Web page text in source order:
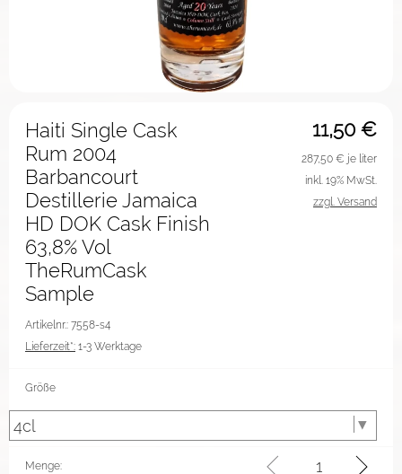
11,50 €
Haiti Single Cask
Rum 2004
Barbancourt
Destillerie Jamaica
HD DOK Cask Finish
63,8% Vol
TheRumCask
Sample
Artikelnr.: 7558-s4
Lieferzeit*: 1-3 Werktage
287,50 € je liter
inkl. 19% MwSt.
zzgl. Versand
Größe
Menge: